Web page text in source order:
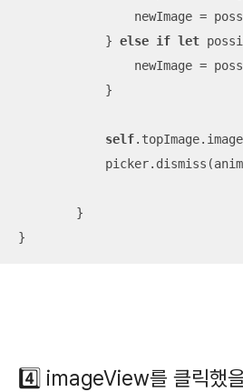
                newImage
=
            }
else if let
                newImage
=
            }
self.topImage.image
        }
}
4️⃣ imageView를 클릭했